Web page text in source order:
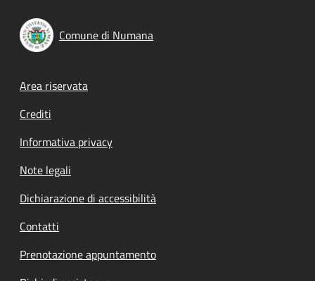
Comune di Numana
Footer menu
Area riservata
Crediti
Informativa privacy
Note legali
Dichiarazione di accessibilità
Contatti
Prenotazione appuntamento